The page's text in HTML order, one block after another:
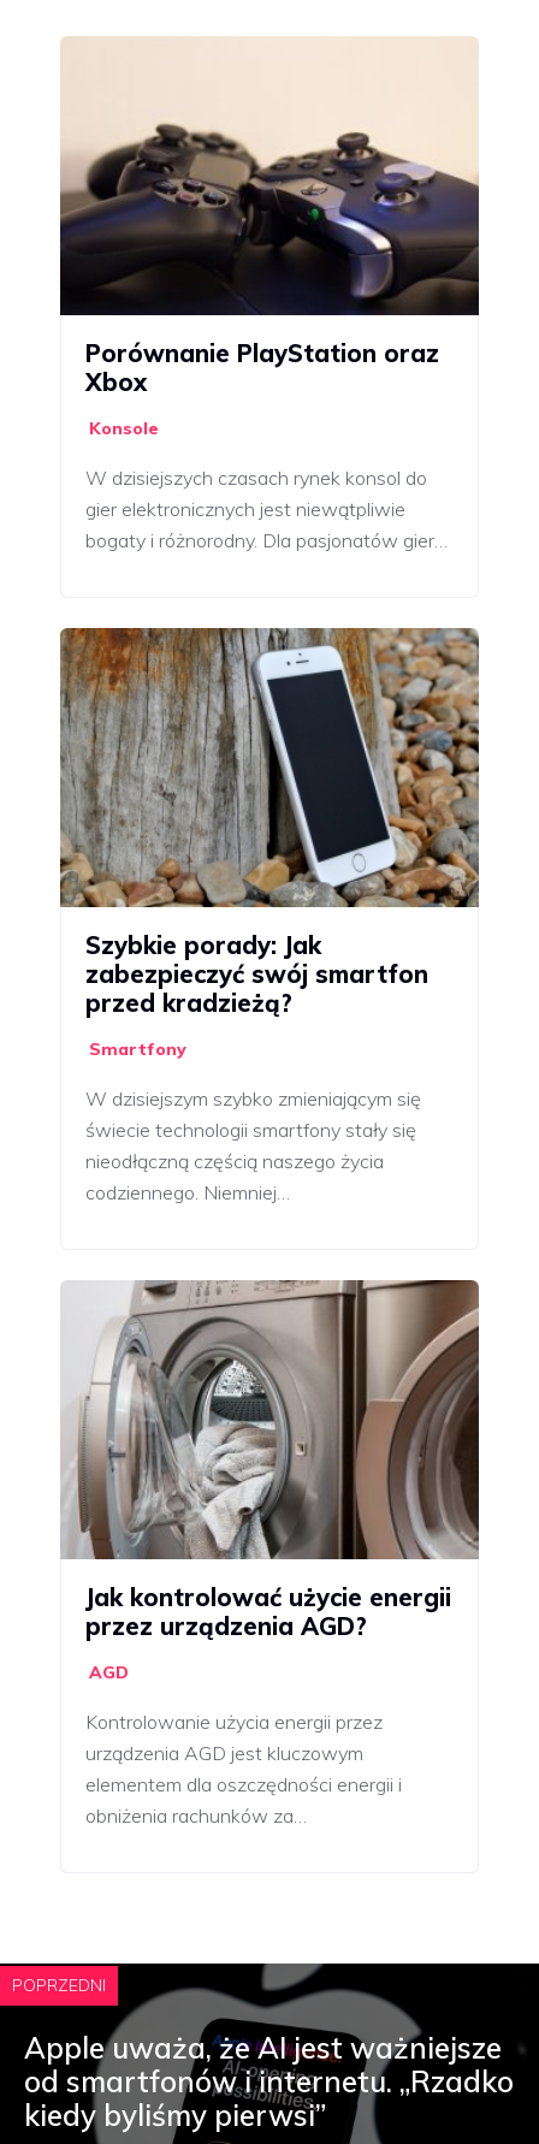
Porównanie PlayStation oraz
Xbox
Konsole
W dzisiejszych czasach rynek konsol do
gier elektronicznych jest niewątpliwie
bogaty i różnorodny. Dla pasjonatów gier…
Szybkie porady: Jak
zabezpieczyć swój smartfon
przed kradzieżą?
Smartfony
W dzisiejszym szybko zmieniającym się
świecie technologii smartfony stały się
nieodłączną częścią naszego życia
codziennego. Niemniej…
Jak kontrolować użycie energii
przez urządzenia AGD?
AGD
Kontrolowanie użycia energii przez
urządzenia AGD jest kluczowym
elementem dla oszczędności energii i
obniżenia rachunków za…
POPRZEDNI
Apple uważa, że AI jest ważniejsze
od smartfonów i internetu. „Rzadko
kiedy byliśmy pierwsi”